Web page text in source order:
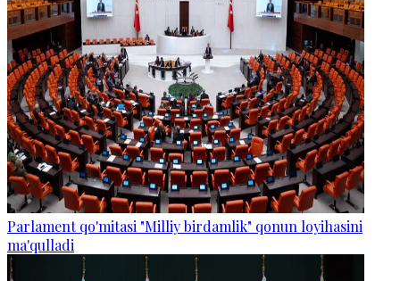
Parlament qo'mitasi "Milliy birdamlik" qonun loyihasini
ma'qulladi